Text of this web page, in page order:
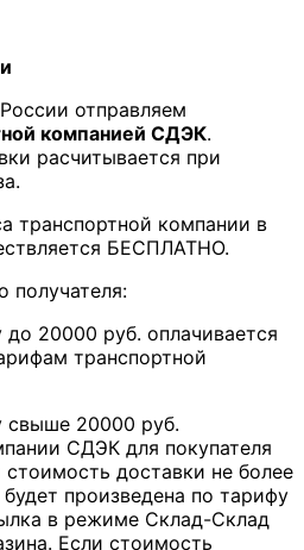
отправляем
компанией СДЭК.
расчитывается при
транспортной компании в
БЕСПЛАТНО.
получателя:
20000 руб. оплачивается
транспортной
свыше 20000 руб.
СДЭК для покупателя
доставки не более
произведена по тарифу
в режиме Склад-Склад
Если стоимость